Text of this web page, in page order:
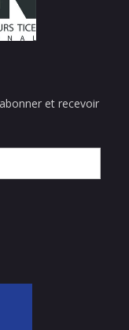
et recevoir